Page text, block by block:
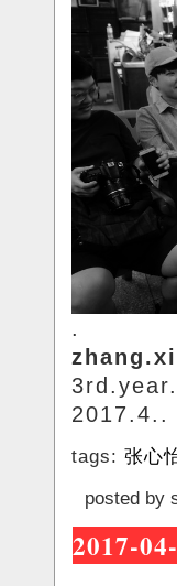
.
2017.4..
tags: 张心
posted by
2017-